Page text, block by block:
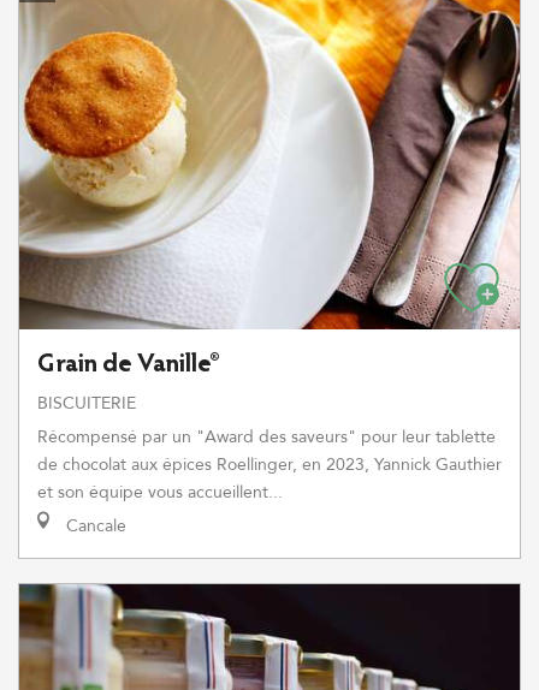
Grain de Vanille®
BISCUITERIE
Récompensé par un "Award des saveurs" pour leur tablette
de chocolat aux épices Roellinger, en 2023, Yannick Gauthier
et son équipe vous accueillent...
Cancale